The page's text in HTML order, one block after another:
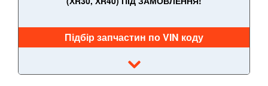
Avensis III (T270)
Aygo I (AB10)
Aygo II (AB40)
Підбір запчастин по VIN коду